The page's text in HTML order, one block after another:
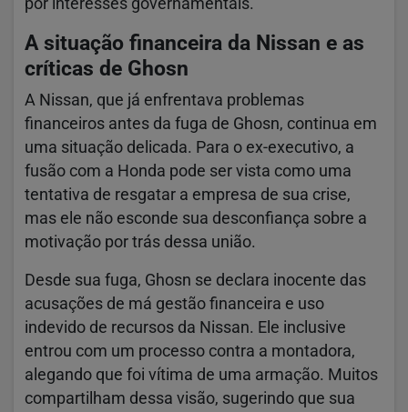
por interesses governamentais.
A situação financeira da Nissan e as
críticas de Ghosn
A Nissan, que já enfrentava problemas
financeiros antes da fuga de Ghosn, continua em
uma situação delicada. Para o ex-executivo, a
fusão com a Honda pode ser vista como uma
tentativa de resgatar a empresa de sua crise,
mas ele não esconde sua desconfiança sobre a
motivação por trás dessa união.
Desde sua fuga, Ghosn se declara inocente das
acusações de má gestão financeira e uso
indevido de recursos da Nissan. Ele inclusive
entrou com um processo contra a montadora,
alegando que foi vítima de uma armação. Muitos
compartilham dessa visão, sugerindo que sua